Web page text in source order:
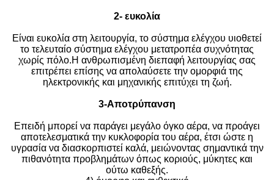
2- ευκολία
Είναι ευκολία στη λειτουργία, το σύστημα ελέγχου υιοθετεί
το τελευταίο σύστημα ελέγχου μετατροπέα συχνότητας
χωρίς πόλο.Η ανθρωπισμένη διεπαφή λειτουργίας σας
επιτρέπει επίσης να απολαύσετε την ομορφιά της
ηλεκτρονικής και μηχανικής επιτύχει τη ζωή.
3-Αποτρύπανση
Επειδή μπορεί να παράγει μεγάλο όγκο αέρα, να προάγει
αποτελεσματικά την κυκλοφορία του αέρα, έτσι ώστε η
υγρασία να διασκορπιστεί καλά, μειώνοντας σημαντικά την
πιθανότητα προβλημάτων όπως κοριούς, μύκητες και
ούτω καθεξής.